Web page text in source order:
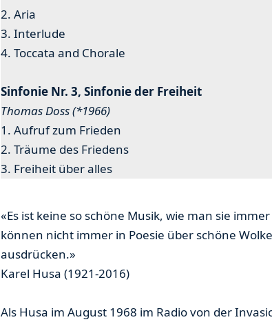
2. Aria
3. Interlude
4. Toccata and Chorale
Sinfonie Nr. 3, Sinfonie der Freiheit
Thomas Doss (*1966)
1. Aufruf zum Frieden
2. Träume des Friedens
3. Freiheit über alles
«Es ist keine so schöne Musik, wie man sie
können nicht immer in Poesie über schöne
ausdrücken.»
Karel Husa (1921-2016)
Als Husa im August 1968 im Radio von der